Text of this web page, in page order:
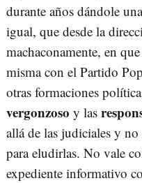
durante años dándole
igual, que desde la
machaconamente, en
misma con el Partido
otras formaciones
vergonzoso y las
allá de las judiciales y no
para eludirlas. No vale
expediente informativo